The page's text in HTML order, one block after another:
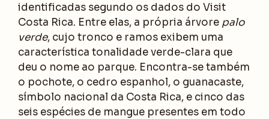
identificadas segundo os dados do Visit
Costa Rica. Entre elas, a própria árvore palo
verde, cujo tronco e ramos exibem uma
característica tonalidade verde-clara que
deu o nome ao parque. Encontra-se também
o pochote, o cedro espanhol, o guanacaste,
símbolo nacional da Costa Rica, e cinco das
seis espécies de mangue presentes em todo